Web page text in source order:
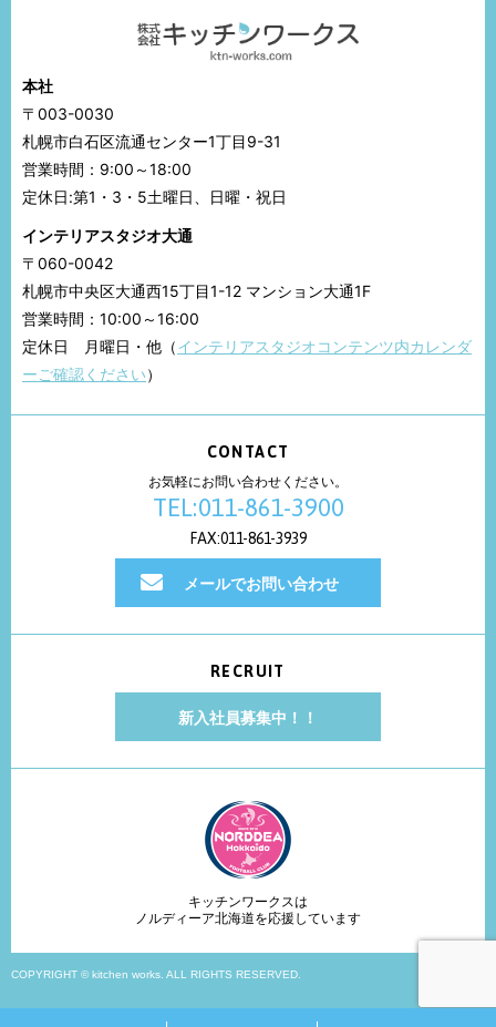
本社
〒003-0030
札幌市白石区流通センター1丁目9-31
営業時間：9:00～18:00
定休日:第1・3・5土曜日、日曜・祝日
インテリアスタジオ大通
〒060-0042
札幌市中央区大通西15丁目1-12 マンション大通1F
営業時間：10:00～16:00
定休日 月曜日・他（インテリアスタジオコンテンツ内カレンダ
ーご確認ください）
CONTACT
お気軽にお問い合わせください。
TEL:011-861-3900
FAX:011-861-3939
メールでお問い合わせ
RECRUIT
新入社員募集中！！
キッチンワークスは
ノルディーア北海道を応援しています
COPYRIGHT © kitchen works. ALL RIGHTS RESERVED.